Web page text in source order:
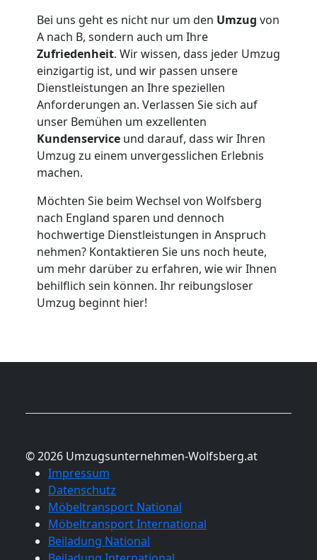
Bei uns geht es nicht nur um den Umzug von
A nach B, sondern auch um Ihre
Zufriedenheit. Wir wissen, dass jeder Umzug
einzigartig ist, und wir passen unsere
Dienstleistungen an Ihre speziellen
Anforderungen an. Verlassen Sie sich auf
unser Bemühen um exzellenten
Kundenservice und darauf, dass wir Ihren
Umzug zu einem unvergesslichen Erlebnis
machen.
Möchten Sie beim Wechsel von Wolfsberg
nach England sparen und dennoch
hochwertige Dienstleistungen in Anspruch
nehmen? Kontaktieren Sie uns noch heute,
um mehr darüber zu erfahren, wie wir Ihnen
behilflich sein können. Ihr reibungsloser
Umzug beginnt hier!
© 2026 Umzugsunternehmen-Wolfsberg.at
Impressum
Datenschutz
Möbeltransport National
Möbeltransport International
Beiladung National